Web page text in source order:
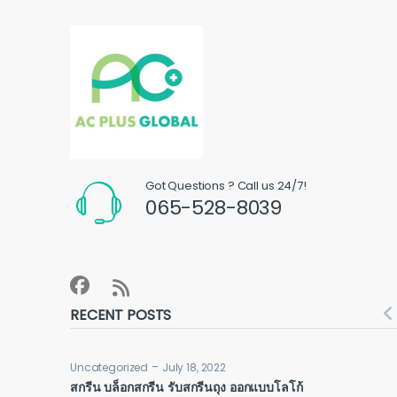
Got Questions ? Call us 24/7!
065-528-8039
RECENT POSTS
Uncategorized - July 18, 2022
สกรีน บล็อกสกรีน รับสกรีนถุง ออกแบบโลโก้